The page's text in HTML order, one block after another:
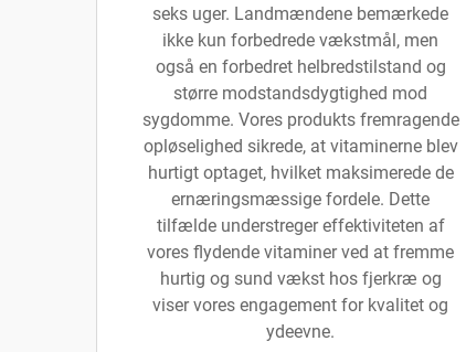
seks uger. Landmændene bemærkede
ikke kun forbedrede vækstmål, men
også en forbedret helbredstilstand og
større modstandsdygtighed mod
sygdomme. Vores produkts fremragende
opløselighed sikrede, at vitaminerne blev
hurtigt optaget, hvilket maksimerede de
ernæringsmæssige fordele. Dette
tilfælde understreger effektiviteten af
vores flydende vitaminer ved at fremme
hurtig og sund vækst hos fjerkræ og
viser vores engagement for kvalitet og
ydeevne.